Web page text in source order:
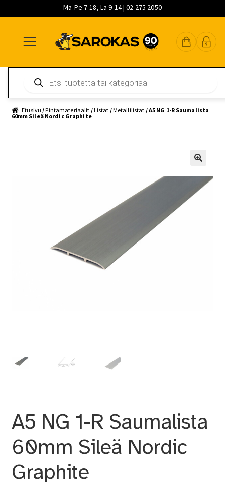
Ma-Pe 7-18, La 9-14 | 02 275 2050
navigointiin
sisältöön
pääsisältöön
search
Etusivu /Pintamateriaalit /Listat /Metallilistat / A5 NG 1-R Saumalista
60mm Sileä Nordic Graphite
A5 NG 1-R Saumalista
60mm Sileä Nordic
Graphite